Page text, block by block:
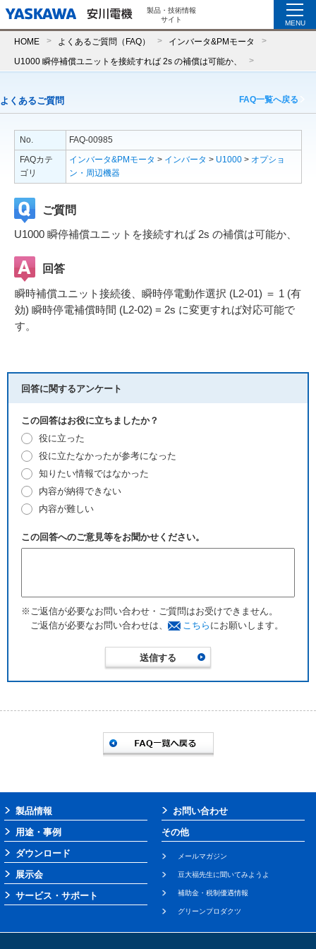
製品・技術情報
サイト
MENU
HOME よくあるご質問（FAQ） インバータ&PMモータ
U1000 瞬停補償ユニットを接続すれば 2s の補償は可能か、
よくあるご質問 FAQ一覧へ戻る
No.
FAQ-00985
FAQカテ
ゴリ
インバータ&PMモータ > インバータ > U1000 > オプショ
ン・周辺機器
ご質問
U1000 瞬停補償ユニットを接続すれば 2s の補償は可能か、
回答
瞬時補償ユニット接続後、瞬時停電動作選択 (L2-01) ＝ 1 (有
効) 瞬時停電補償時間 (L2-02) = 2s に変更すれば対応可能で
す。
回答に関するアンケート
この回答はお役に立ちましたか？
役に立った
役に立たなかったが参考になった
知りたい情報ではなかった
内容が納得できない
内容が難しい
この回答へのご意見等をお聞かせください。
※ご返信が必要なお問い合わせ・ご質問はお受けできません。
ご返信が必要なお問い合わせは、
こちら にお願いします。
製品情報
用途・事例
ダウンロード
展示会
サービス・サポート
お問い合わせ
その他
メールマガジン
豆大福先生に聞いてみようよ
補助金・税制優遇情報
グリーンプロダクツ